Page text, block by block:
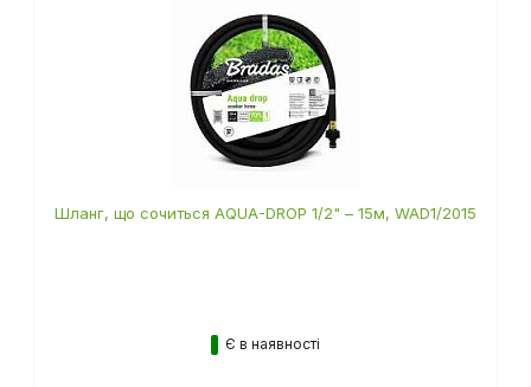
Шланг, що сочиться AQUA-DROP 1/2" – 15м, WAD1/2015
Є в наявності